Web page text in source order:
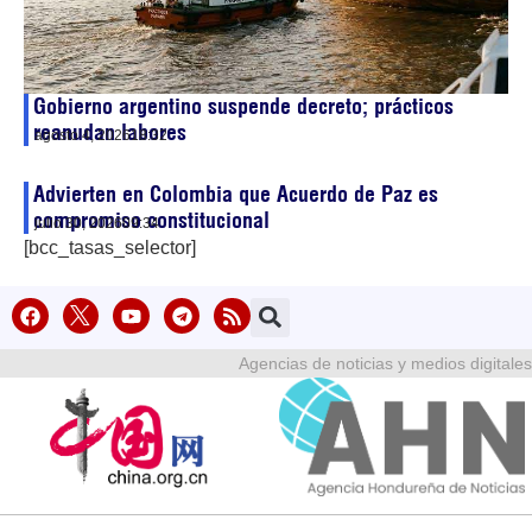
Gobierno argentino suspende decreto; prácticos
reanudan labores
agosto 4, 202618:32
Advierten en Colombia que Acuerdo de Paz es
compromiso constitucional
julio 30, 202609:34
[bcc_tasas_selector]
Agencias de noticias y medios digitales